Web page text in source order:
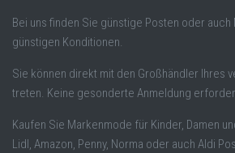
Bei uns finden Sie günstige Posten oder auch
günstigen Konditionen.
Sie können direkt mit den Großhändler Ihres
treten. Keine gesonderte Anmeldung
Kaufen Sie Markenmode für Kinder, Damen
Lidl, Amazon, Penny, Norma oder auch Aldi